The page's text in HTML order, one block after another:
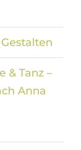
& Tanz –
Anna